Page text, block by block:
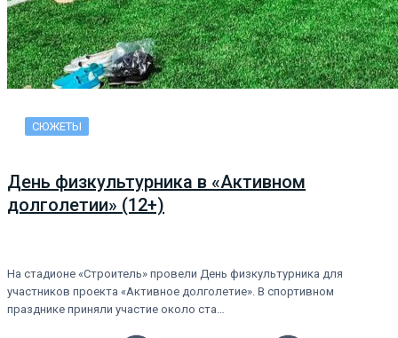
СЮЖЕТЫ
День физкультурника в «Активном
долголетии» (12+)
На стадионе «Строитель» провели День физкультурника для
участников проекта «Активное долголетие». В спортивном
празднике приняли участие около ста…